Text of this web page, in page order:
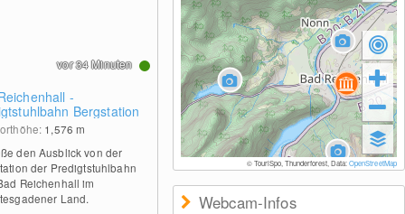
-
Bergstation
1,576m
den Ausblick von der
der Predigtstuhlbahn
Reichenhall im
Land.
vor 34 Minuten
© TouriSpo, Thunderforest, Data:OpenStreetMap
Webcam-Infos